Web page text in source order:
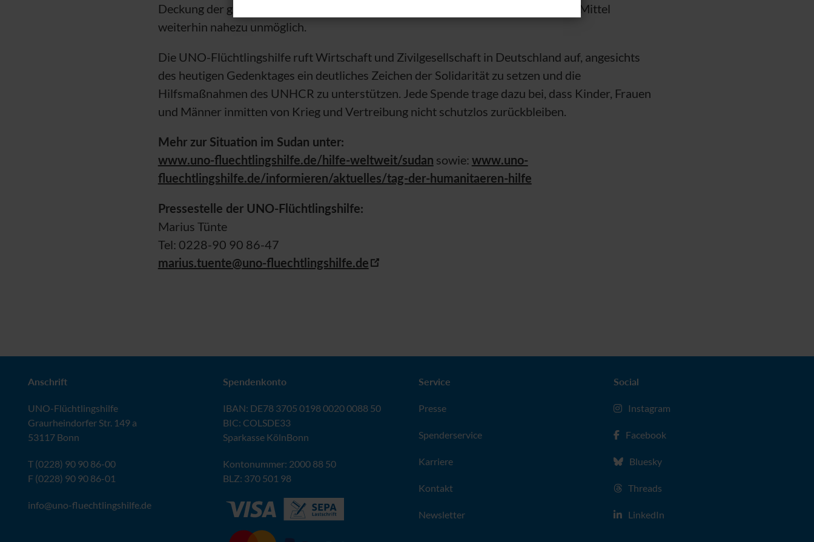
Deckung der grundlegendsten Bedürfnisse ist angesichts der äußerst begrenzten Mittel
weiterhin nahezu unmöglich.
Die UNO-Flüchtlingshilfe ruft Wirtschaft und Zivilgesellschaft in Deutschland auf, angesichts
des heutigen Gedenktages ein deutliches Zeichen der Solidarität zu setzen und die
Hilfsmaßnahmen des UNHCR zu unterstützen. Jede Spende trage dazu bei, dass Kinder, Frauen
und Männer inmitten von Krieg und Vertreibung nicht schutzlos zurückbleiben.
Mehr zur Situation im Sudan unter:
www.uno-fluechtlingshilfe.de/hilfe-weltweit/sudan sowie: www.uno-
fluechtlingshilfe.de/informieren/aktuelles/tag-der-humanitaeren-hilfe
Pressestelle der UNO-Flüchtlingshilfe:
Marius Tünte
Tel: 0228-90 90 86-47
marius.tuente@uno-fluechtlingshilfe.de
Anschrift
UNO-Flüchtlingshilfe
Graurheindorfer Str. 149 a
53117 Bonn
T (0228) 90 90 86-00
F (0228) 90 90 86-01
info@uno-fluechtlingshilfe.de
Spendenkonto
IBAN: DE78 3705 0198 0020 0088 50
BIC: COLSDE33
Sparkasse KölnBonn
Kontonummer: 2000 88 50
BLZ: 370 501 98
Service
Presse
Spenderservice
Karriere
Kontakt
Newsletter
Social
Instagram
Facebook
Bluesky
Threads
LinkedIn